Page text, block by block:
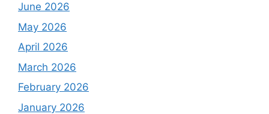
June 2026
May 2026
April 2026
March 2026
February 2026
January 2026